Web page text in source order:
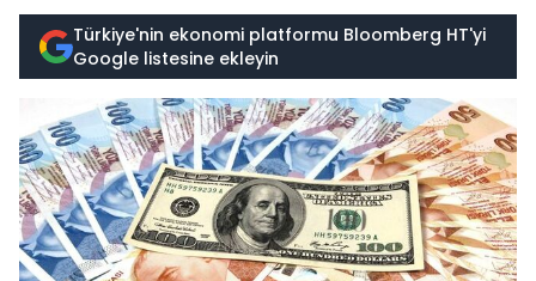
Türkiye'nin ekonomi platformu Bloomberg HT'yi
Google listesine ekleyin